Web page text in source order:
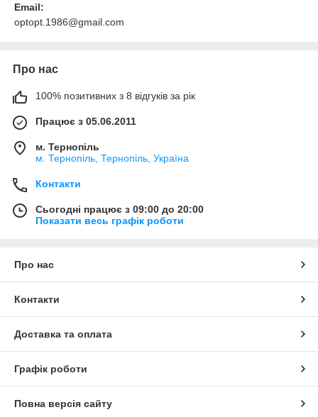
Email:
optopt.1986@gmail.com
Про нас
100% позитивних з 8 відгуків за рік
Працює з 05.06.2011
м. Тернопіль
м. Тернопіль, Тернопіль, Україна
Контакти
Сьогодні працює з 09:00 до 20:00
Показати весь графік роботи
Про нас
Контакти
Доставка та оплата
Графік роботи
Повна версія сайту